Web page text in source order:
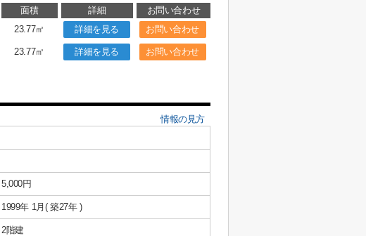
面積 詳細
お問い合わせ
23.77㎡ 詳細を見る お問い合わせ
23.77㎡ 詳細を見る お問い合わせ
情報の見方
5,000円
1999年 1月( 築27年 )
2階建